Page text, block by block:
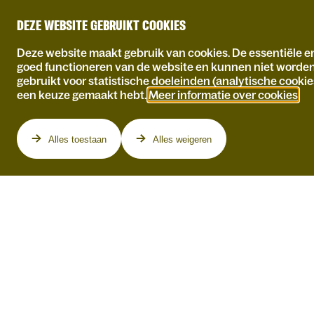
DEZE WEBSITE GEBRUIKT COOKIES
Deze website maakt gebruik van cookies. De essentiële
goed functioneren van de website en kunnen niet
gebruikt voor statistische doeleinden (analytische
een keuze gemaakt hebt. Meer informatie over cookies
Alles toestaan Alles weigeren